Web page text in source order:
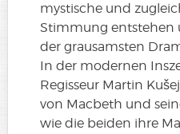
mystische und
Stimmung entstehen
der grausamsten
In der modernen
Regisseur Martin
von Macbeth und
wie die beiden ihre